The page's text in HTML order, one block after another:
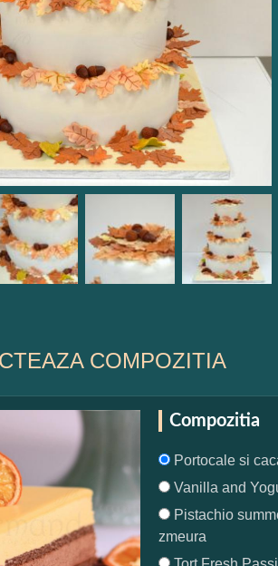
COMPOZITIA
Compozitia
Portocale si
Vanilla and
Pistachio
zmeura